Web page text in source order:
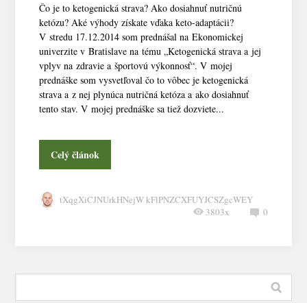
Čo je to ketogenická strava? Ako dosiahnuť nutričnú
ketózu? Aké výhody získate vďaka keto-adaptácii?
V stredu 17.12.2014 som prednášal na Ekonomickej
univerzite v Bratislave na tému „Ketogenická strava a jej
vplyv na zdravie a športovú výkonnosť“. V mojej
prednáške som vysvetľoval čo to vôbec je ketogenická
strava a z nej plynúca nutričná ketóza a ako dosiahnuť
tento stav. V mojej prednáške sa tiež dozviete...
Celý článok
tXqgXiCJNUrkHNejW kFlPNZCXFUYJCSZgcWEY
0
3803x